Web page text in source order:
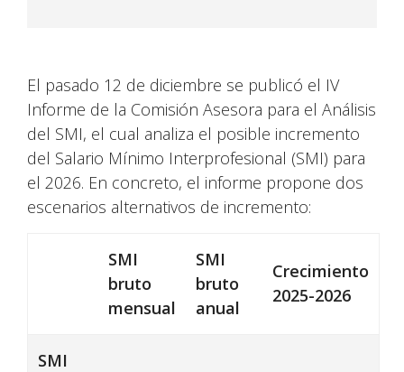
El pasado 12 de diciembre se publicó el IV
Informe de la Comisión Asesora para el Análisis
del SMI, el cual analiza el posible incremento
del Salario Mínimo Interprofesional (SMI) para
el 2026. En concreto, el informe propone dos
escenarios alternativos de incremento:
SMI
bruto
mensual
SMI
bruto
anual
Crecimiento
2025-2026
SMI